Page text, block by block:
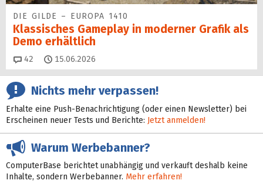
DIE GILDE – EUROPA 1410
Klassisches Gameplay in moderner Grafik als
Demo erhältlich
42 Kommentare
15.06.2026
Nichts mehr verpassen!
Erhalte eine Push-Benachrichtigung (oder einen Newsletter) bei
Erscheinen neuer Tests und Berichte: Jetzt anmelden!
Warum Werbebanner?
ComputerBase berichtet unabhängig und verkauft deshalb keine
Inhalte, sondern Werbebanner. Mehr erfahren!